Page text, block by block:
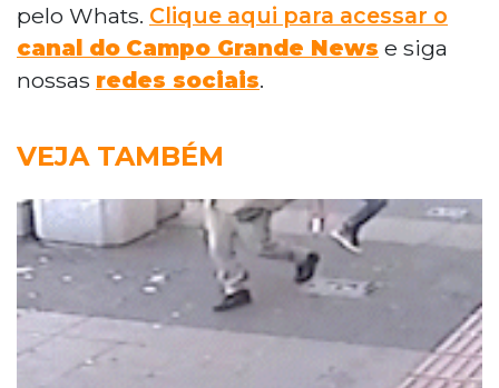
pelo Whats. Clique aqui para acessar o
canal do Campo Grande News e siga
nossas redes sociais.
VEJA TAMBÉM